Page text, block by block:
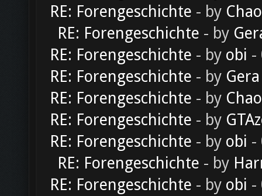
RE: Forengeschichte - by
RE: Forengeschichte - by
RE: Forengeschichte - by obi -
RE: Forengeschichte - by Gera
RE: Forengeschichte - by
RE: Forengeschichte - by
RE: Forengeschichte - by obi -
RE: Forengeschichte - by
RE: Forengeschichte - by obi -